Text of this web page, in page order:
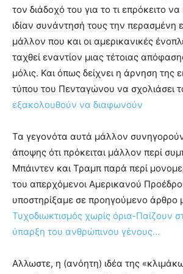
τον διάδοχό του για το τι επρόκειτο
ιδίαν συνάντησή τους την περασμένη
μάλλον που και οι αμερικανικές
ταχθεί εναντίον μιας τέτοιας
μόλις. Και όπως δείχνει η άρνηση της
τύπου του Πενταγώνου να σχολιάσει
εξακολουθούν να διαφωνούν
Τα γεγονότα αυτά μάλλον
άποψης ότι πρόκειται μάλλον περί
Μπάιντεν και Τραμπ παρά περί
του απερχόμενοι Αμερικανού
υποστηρίξαμε σε προηγούμενο άρθρο
Τυχοδιωκτισμός χωρίς όρια-Παίζουν
ύπαρξη του ανθρώπινου γένους…
Αλλωστε, η (ανόητη) ιδέα της